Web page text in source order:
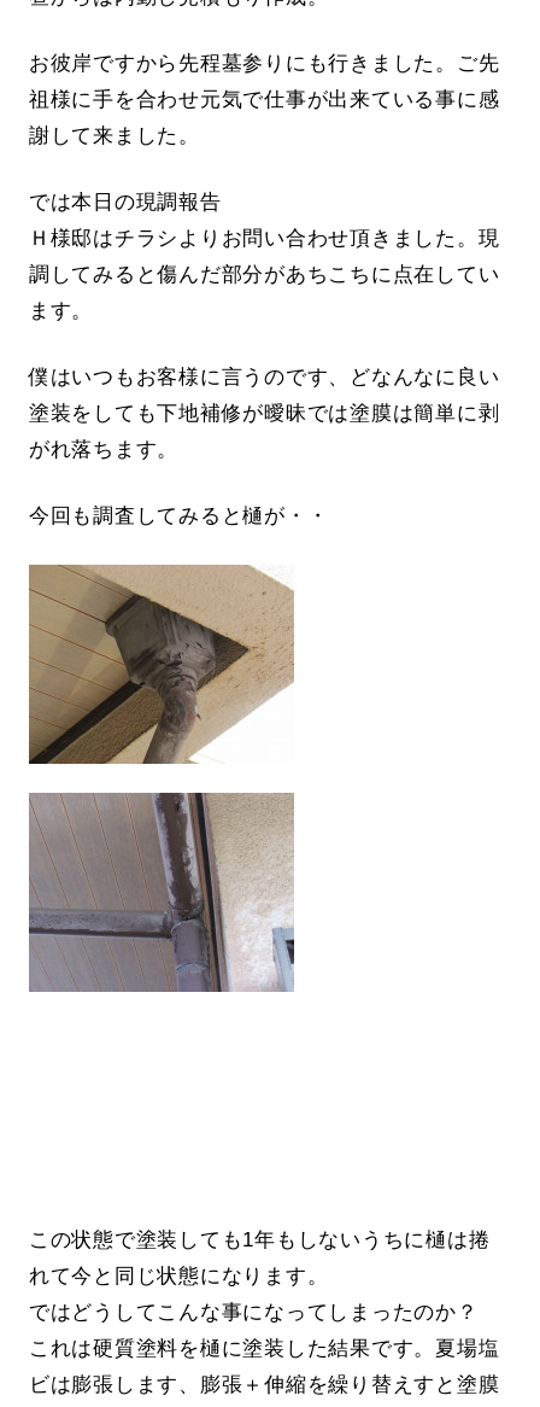
お彼岸ですから先程墓参りにも行きました。ご先
祖様に手を合わせ元気で仕事が出来ている事に感
謝して来ました。
では本日の現調報告
Ｈ様邸はチラシよりお問い合わせ頂きました。現
調してみると傷んだ部分があちこちに点在してい
ます。
僕はいつもお客様に言うのです、どなんなに良い
塗装をしても下地補修が曖昧では塗膜は簡単に剥
がれ落ちます。
今回も調査してみると樋が・・
この状態で塗装しても1年もしないうちに樋は捲
れて今と同じ状態になります。
ではどうしてこんな事になってしまったのか？
これは硬質塗料を樋に塗装した結果です。夏場塩
ビは膨張します、膨張＋伸縮を繰り替えすと塗膜